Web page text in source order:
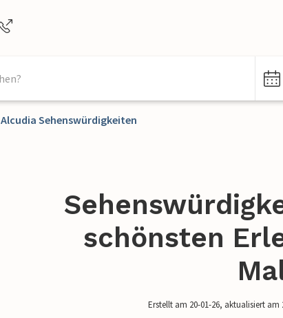
+4952144818470
Alcudia Sehenswürdigkeiten
schönsten
Erstellt am 20-01-26, aktualisiert am